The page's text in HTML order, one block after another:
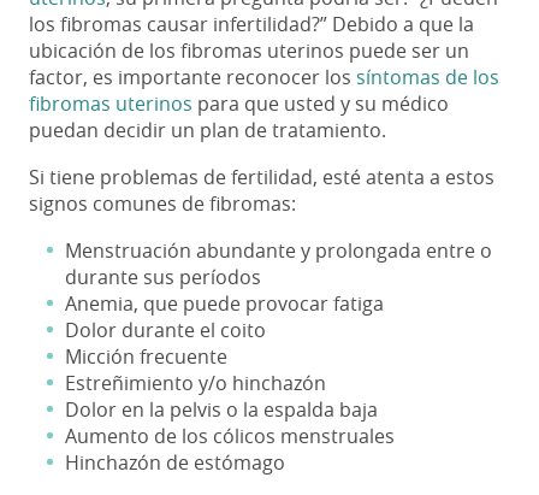
los fibromas causar infertilidad?” Debido a que la
ubicación de los fibromas uterinos puede ser un
factor, es importante reconocer los síntomas de los
fibromas uterinos para que usted y su médico
puedan decidir un plan de tratamiento.
Si tiene problemas de fertilidad, esté atenta a estos
signos comunes de fibromas:
Menstruación abundante y prolongada entre o
durante sus períodos
Anemia, que puede provocar fatiga
Dolor durante el coito
Micción frecuente
Estreñimiento y/o hinchazón
Dolor en la pelvis o la espalda baja
Aumento de los cólicos menstruales
Hinchazón de estómago